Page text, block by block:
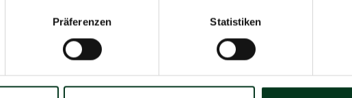
Präferenzen Statistiken
ABONNIEREN
Jetzt anmelden ❤️